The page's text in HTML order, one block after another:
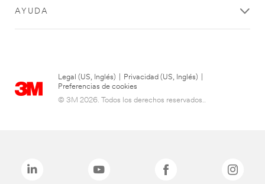
AYUDA
Legal (US, Inglés) Privacidad (US, Inglés)
Preferencias de cookies
© 3M 2026. Todos los derechos reservados..